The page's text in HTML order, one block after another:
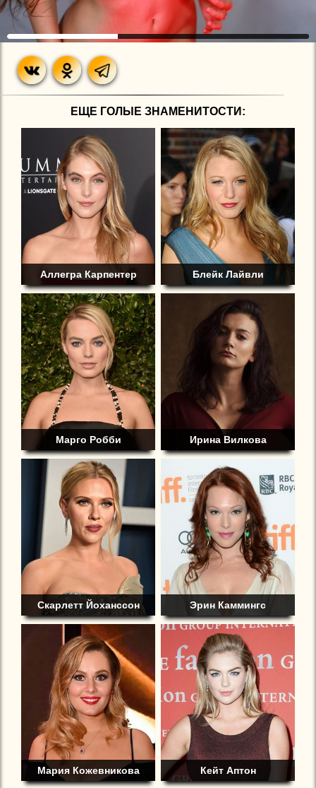
ЕЩЕ ГОЛЫЕ ЗНАМЕНИТОСТИ:
Аллегра Карпентер Блейк Лайвли
Марго Робби Ирина Вилкова
Скарлетт Йоханссон Эрин Каммингс
Мария Кожевникова Кейт Аптон